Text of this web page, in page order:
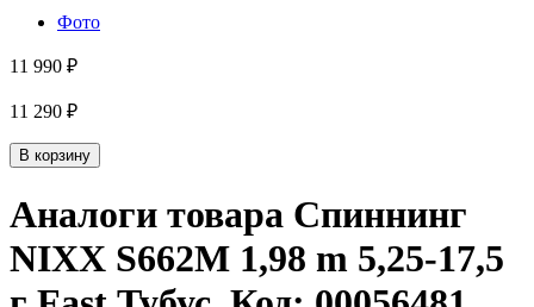
Фото
11 990 ₽
11 290 ₽
В корзину
Аналоги товара Спиннинг
NIXX S662M 1,98 m 5,25-17,5